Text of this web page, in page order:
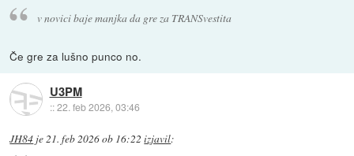
v novici baje manjka da gre za TRANSvestita
Če gre za lušno punco no.
U3PM
::22. feb 2026, 03:46
JH84 je21. feb 2026 ob 16:22 izjavil: